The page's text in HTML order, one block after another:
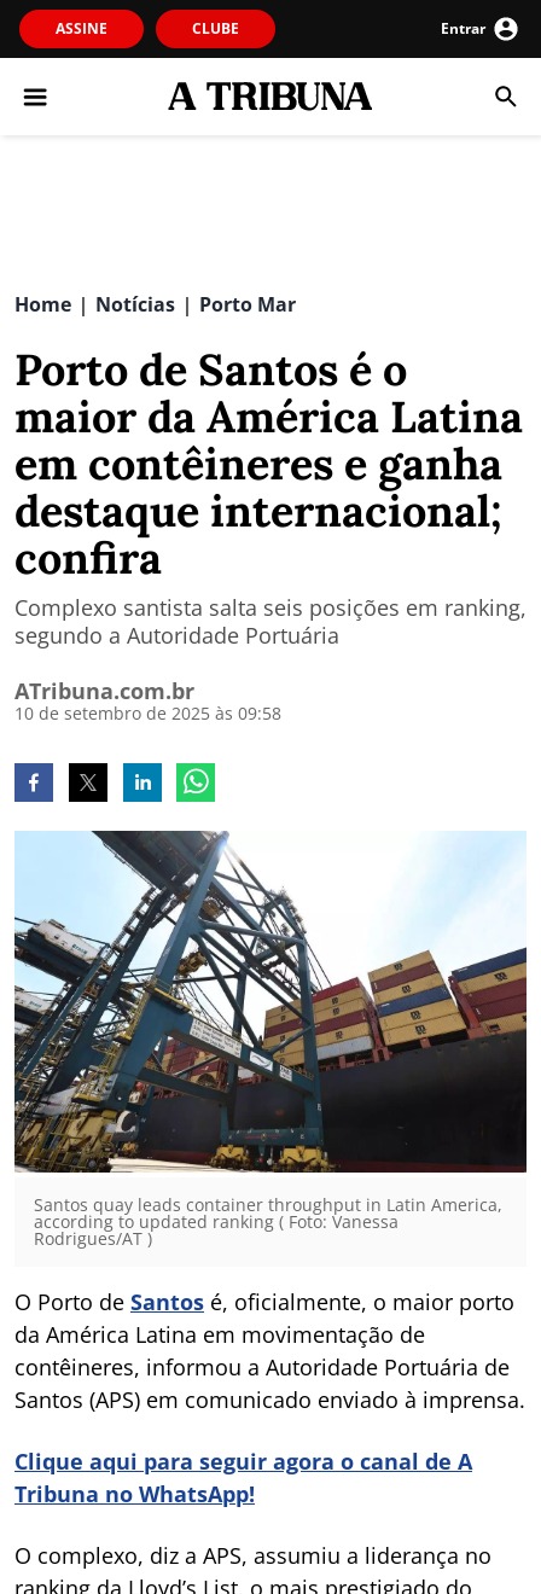
ASSINE CLUBE Entrar
Home | Notícias | Porto Mar
Porto de Santos é o
maior da América Latina
em contêineres e ganha
destaque internacional;
confira
Complexo santista salta seis posições em ranking,
segundo a Autoridade Portuária
ATribuna.com.br
10 de setembro de 2025 às 09:58
Santos quay leads container throughput in Latin America,
according to updated ranking ( Foto: Vanessa
Rodrigues/AT )
O Porto de Santos é, oficialmente, o maior porto
da América Latina em movimentação de
contêineres, informou a Autoridade Portuária de
Santos (APS) em comunicado enviado à imprensa.
Clique aqui para seguir agora o canal de A
Tribuna no WhatsApp!
O complexo, diz a APS, assumiu a liderança no
ranking da Lloyd’s List, o mais prestigiado do